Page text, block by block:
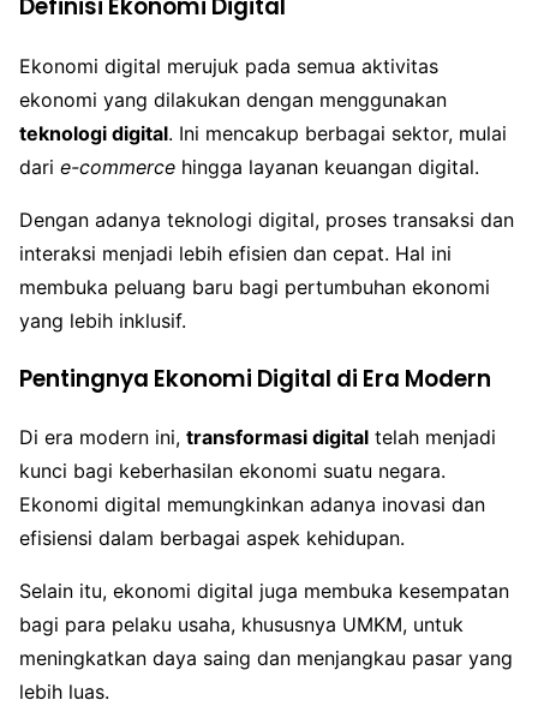
Definisi Ekonomi Digital
Ekonomi digital merujuk pada semua aktivitas
ekonomi yang dilakukan dengan menggunakan
teknologi digital. Ini mencakup berbagai sektor, mulai
dari e-commerce hingga layanan keuangan digital.
Dengan adanya teknologi digital, proses transaksi dan
interaksi menjadi lebih efisien dan cepat. Hal ini
membuka peluang baru bagi pertumbuhan ekonomi
yang lebih inklusif.
Pentingnya Ekonomi Digital di Era Modern
Di era modern ini, transformasi digital telah menjadi
kunci bagi keberhasilan ekonomi suatu negara.
Ekonomi digital memungkinkan adanya inovasi dan
efisiensi dalam berbagai aspek kehidupan.
Selain itu, ekonomi digital juga membuka kesempatan
bagi para pelaku usaha, khususnya UMKM, untuk
meningkatkan daya saing dan menjangkau pasar yang
lebih luas.